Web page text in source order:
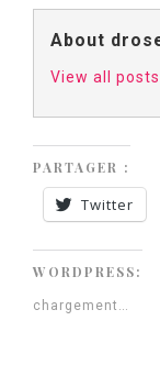
About
View all
PARTAGER :
Twitter
WORDPRESS:
chargement…